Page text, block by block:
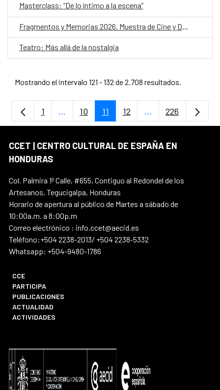
Masterclass: “De lo íntimo a la escena”
Teatro: Más allá de la nostalgia
Mostrando el intervalo 121 - 132 de 2.708 resultados.
Página
1 ...Páginas intermedias Use TAB para
Página
10 Página
11 Página
12 ...PáginasPágina
226
CCET | CENTRO CULTURAL DE ESPAÑA EN
HONDURAS
Col. Palmira 1ª Calle, #655, Contiguo al Redondel de los
Artesanos, Tegucigalpa, Honduras
Horario de apertura al público de Martes a sábado de
10:00a.m. a 8:00p.m
Correo electrónico : info.ccet@aecid.es
Teléfono:+504 2238-2013/ +504 2238-5332
Whatsapp: +504-9480-1786
CCE
PARTICIPA
PUBLICACIONES
ACTUALIDAD
ACTIVIDADES